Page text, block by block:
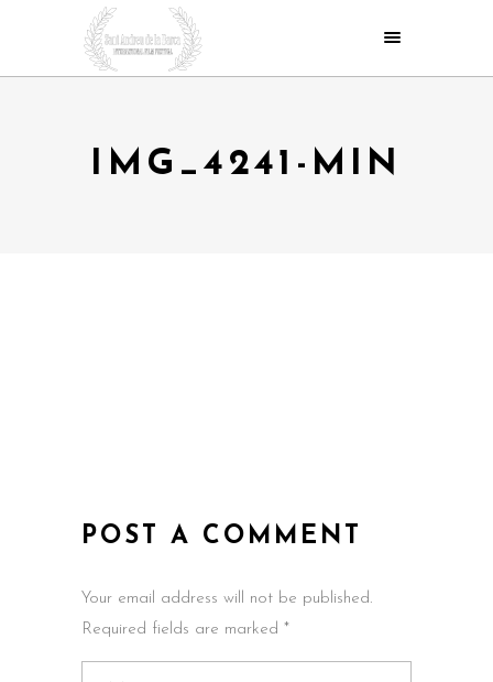
IMG_4241-MIN
POST A COMMENT
Your email address will not be published.
Required fields are marked *